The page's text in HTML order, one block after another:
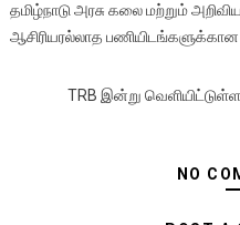
தமிழ்நாடு அரசு கலை மற்றும்
ஆசிரியரல்லாத
TRB இன்று வெளியிட்டுள்ள
NO